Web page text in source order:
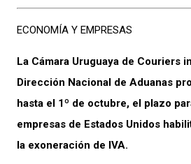
ECONOMÍA Y EMPRESAS
La Cámara Uruguaya de Couriers
Dirección Nacional de Aduanas
hasta el 1º de octubre, el plazo
empresas de Estados Unidos
la exoneración de IVA.